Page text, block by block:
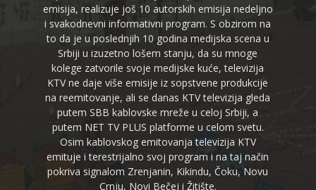
emisija, realizuje još 10 autorskih emisija nedeljno
i svakodnevni informativni program. S obzirom na
to da je u poslednjih 10 godina medijska scena u
Srbiji u izuzetno lošem stanju, da su mnoge
kolege zatvorile svoje medijske kuće, televizija
KTV ne daje više emisije iz sopstvene produkcije
na reemitovanje, ali se danas KTV televizija gleda
putem SBB kablovske mreže u celoj Srbiji, a
putem NET TV PLUS platforme u celom svetu.
Osim kablovskog emitovanja televizija KTV
emituje i terestrijalno svoj program i na taj način
pokriva signalom Zrenjanin, Kikindu, Čoku, Novu
Crnju, Novi Bečej i Žitište.